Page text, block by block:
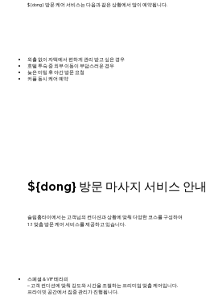
${dong} 방문 케어 서비스는 다음과 같은 상황에서 많이 예약됩니다.
외출 없이 자택에서 편하게 관리 받고 싶은 경우
호텔 투숙 중 외부 이동이 부담스러운 경우
늦은 미팅 후 야간 방문 요청
커플 동시 케어 예약
${dong} 방문 마사지 서비스 안내
슬림홈타이에서는 고객님의 컨디션과 상황에 맞춰 다양한 코스를 구성하여
1:1 맞춤 방문 케어 서비스를 제공하고 있습니다.
스페셜 & VIP 테라피
– 고객 컨디션에 맞춰 강도와 시간을 조절하는 프리미엄 맞춤 케어입니다.
프라이빗 공간에서 집중 관리가 진행됩니다.